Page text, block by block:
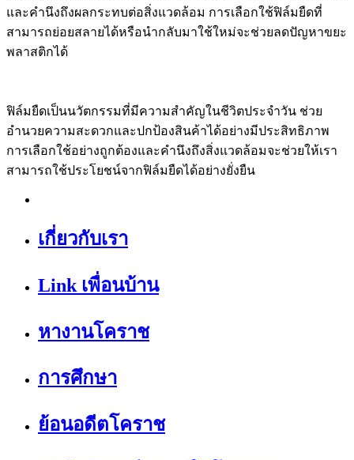
และคำนึงถึงผลกระทบต่อสิ่งแวดล้อม การเลือกใช้ฟิล์มยืดที่
สามารถย่อยสลายได้หรือนำกลับมาใช้ใหม่จะช่วยลดปัญหาขยะ
พลาสติกได้
ฟิล์มยืดเป็นนวัตกรรมที่มีความสำคัญในชีวิตประจำวัน ช่วย
อำนวยความสะดวกและปกป้องสินค้าได้อย่างมีประสิทธิภาพ
การเลือกใช้อย่างถูกต้องและคำนึงถึงสิ่งแวดล้อมจะช่วยให้เรา
สามารถใช้ประโยชน์จากฟิล์มยืดได้อย่างยั่งยืน
เกี่ยวกับเรา
Link เพื่อนบ้าน
หางานโคราช
การศึกษา
ย้อนอดีตโคราช